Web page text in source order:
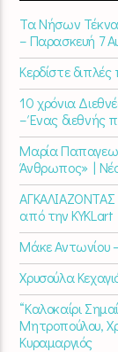
Τα Νήσων
– Παρασκευή 7
Κερδίστε
10 χρόνια
– Ένας διεθνής
Μαρία
Άνθρωπος» |
ΑΓΚΑΛΙΑΖΟΝΤΑΣ
από την KYKLart
Μάκε Αντωνίου
Χρυσούλα
“Καλοκαίρι
Μητροπούλου,
Κυραμαργιός